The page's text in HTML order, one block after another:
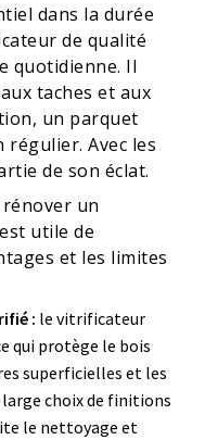
dans la durée
de qualité
quotidienne. Il
taches et aux
un parquet
Avec les
de son éclat.
un
utile de
et les limites
: le vitrificateur
qui protège le bois
superficielles et les
large choix de finitions
le nettoyage et